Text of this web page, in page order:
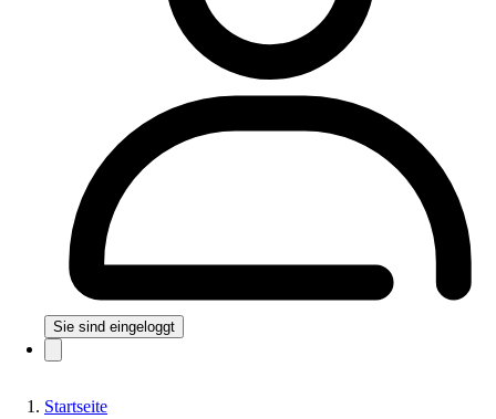
Sie sind eingeloggt
Startseite